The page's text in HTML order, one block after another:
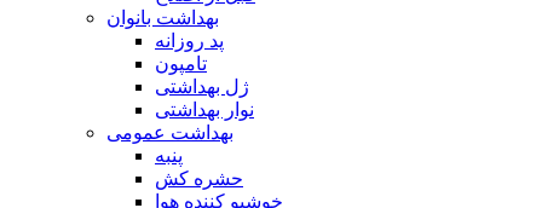
بهداشت بانوان
پد روزانه
تامپون
ژل بهداشتی
نوار بهداشتی
بهداشت عمومی
پنبه
حشره کش
خوشبو کننده هوا